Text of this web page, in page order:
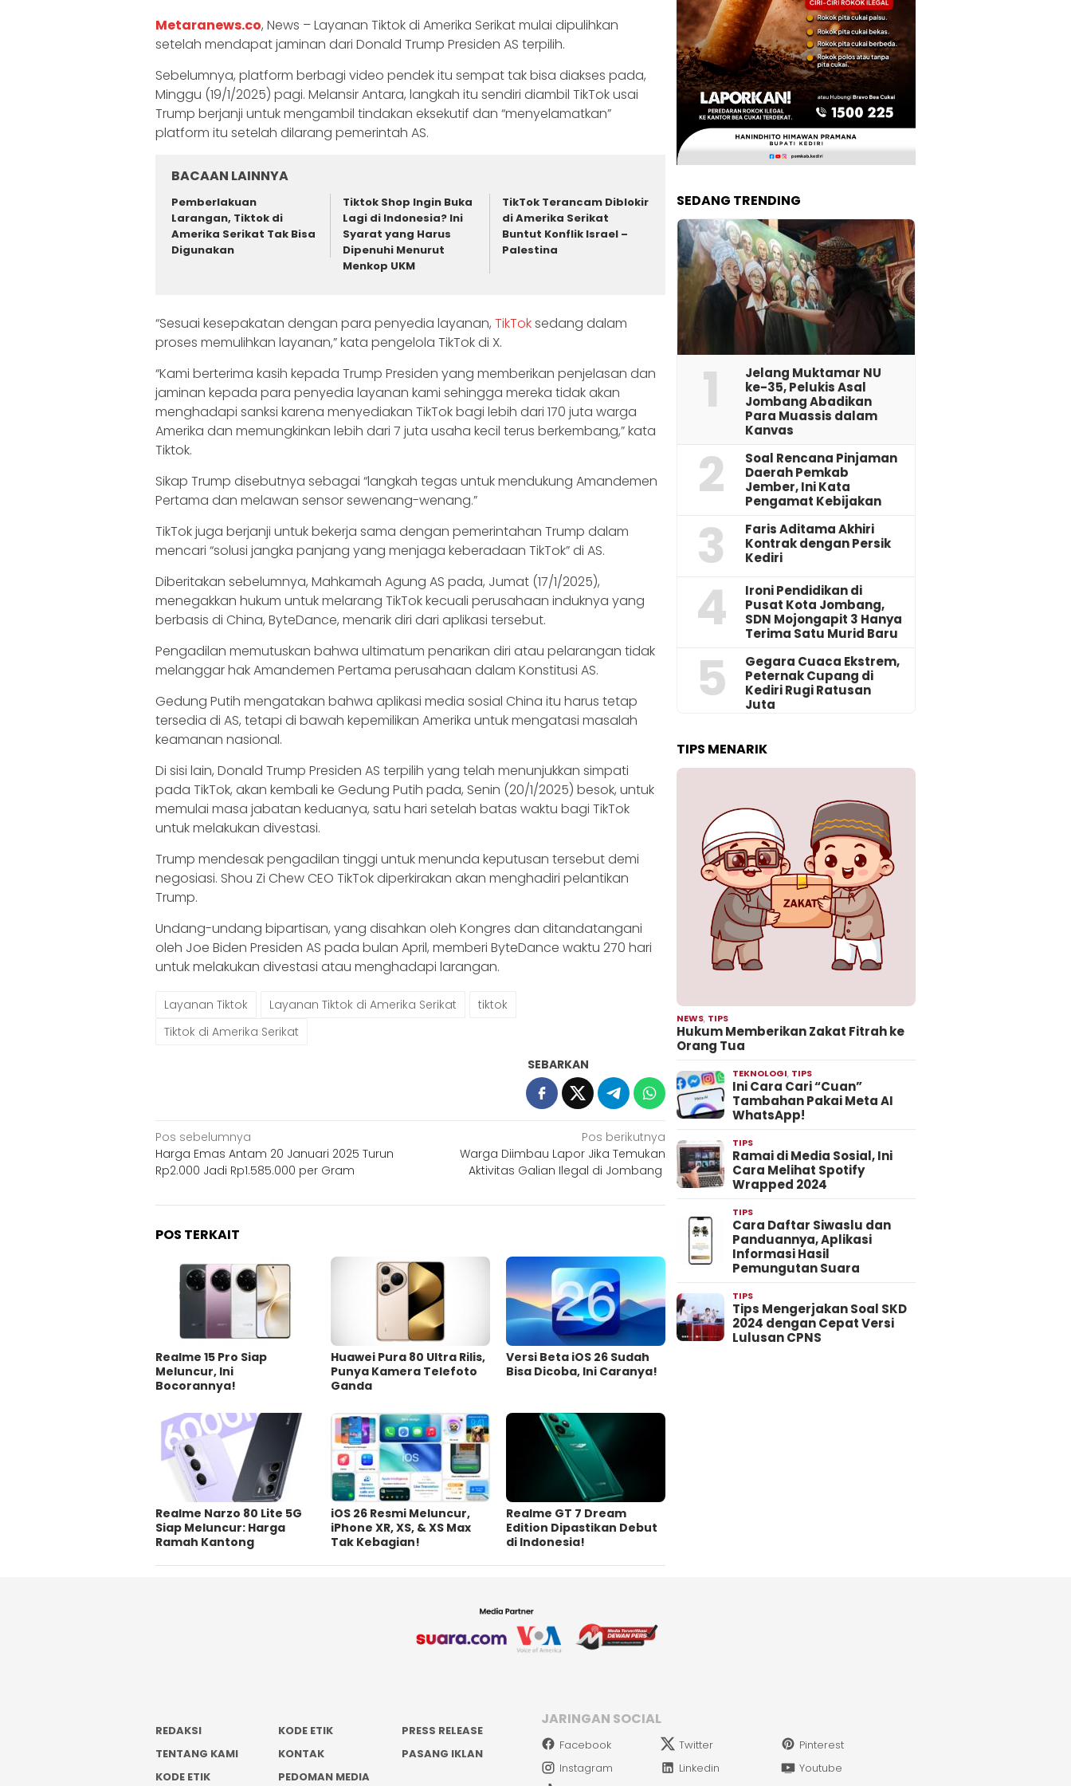
Metaranews.co, News – Layanan Tiktok di Amerika Serikat mulai dipulihkan
setelah mendapat jaminan dari Donald Trump Presiden AS terpilih.
Sebelumnya, platform berbagi video pendek itu sempat tak bisa diakses pada,
Minggu (19/1/2025) pagi. Melansir Antara, langkah itu sendiri diambil TikTok usai
Trump berjanji untuk mengambil tindakan eksekutif dan “menyelamatkan”
platform itu setelah dilarang pemerintah AS.
BACAAN LAINNYA
Pemberlakuan
Larangan, Tiktok di
Amerika Serikat Tak Bisa
Digunakan
Tiktok Shop Ingin Buka
Lagi di Indonesia? Ini
Syarat yang Harus
Dipenuhi Menurut
Menkop UKM
TikTok Terancam Diblokir
di Amerika Serikat
Buntut Konflik Israel –
Palestina
“Sesuai kesepakatan dengan para penyedia layanan, TikToksedang dalam
proses memulihkan layanan,” kata pengelola TikTok di X.
“Kami berterima kasih kepada Trump Presiden yang memberikan penjelasan dan
jaminan kepada para penyedia layanan kami sehingga mereka tidak akan
menghadapi sanksi karena menyediakan TikTok bagi lebih dari 170 juta warga
Amerika dan memungkinkan lebih dari 7 juta usaha kecil terus berkembang,” kata
Tiktok.
Sikap Trump disebutnya sebagai “langkah tegas untuk mendukung Amandemen
Pertama dan melawan sensor sewenang-wenang.”
TikTok juga berjanji untuk bekerja sama dengan pemerintahan Trump dalam
mencari “solusi jangka panjang yang menjaga keberadaan TikTok” di AS.
Diberitakan sebelumnya, Mahkamah Agung AS pada, Jumat (17/1/2025),
menegakkan hukum untuk melarang TikTok kecuali perusahaan induknya yang
berbasis di China, ByteDance, menarik diri dari aplikasi tersebut.
Pengadilan memutuskan bahwa ultimatum penarikan diri atau pelarangan tidak
melanggar hak Amandemen Pertama perusahaan dalam Konstitusi AS.
Gedung Putih mengatakan bahwa aplikasi media sosial China itu harus tetap
tersedia di AS, tetapi di bawah kepemilikan Amerika untuk mengatasi masalah
keamanan nasional.
Di sisi lain, Donald Trump Presiden AS terpilih yang telah menunjukkan simpati
pada TikTok, akan kembali ke Gedung Putih pada, Senin (20/1/2025) besok, untuk
memulai masa jabatan keduanya, satu hari setelah batas waktu bagi TikTok
untuk melakukan divestasi.
Trump mendesak pengadilan tinggi untuk menunda keputusan tersebut demi
negosiasi. Shou Zi Chew CEO TikTok diperkirakan akan menghadiri pelantikan
Trump.
Undang-undang bipartisan, yang disahkan oleh Kongres dan ditandatangani
oleh Joe Biden Presiden AS pada bulan April, memberi ByteDance waktu 270 hari
untuk melakukan divestasi atau menghadapi larangan.
Layanan Tiktok Layanan Tiktok di Amerika Serikat
tiktok
Tiktok di Amerika Serikat
SEBARKAN
Navigasi
pos
Pos sebelumnya
Harga Emas Antam 20 Januari 2025 Turun
Rp2.000 Jadi Rp1.585.000 per Gram
Pos berikutnya
Warga Diimbau Lapor Jika Temukan
Aktivitas Galian Ilegal di Jombang
POS TERKAIT
Realme 15 Pro Siap
Meluncur, Ini
Bocorannya!
Huawei Pura 80 Ultra Rilis,
Punya Kamera Telefoto
Ganda
Versi Beta iOS 26 Sudah
Bisa Dicoba, Ini Caranya!
Realme Narzo 80 Lite 5G
Siap Meluncur: Harga
Ramah Kantong
iOS 26 Resmi Meluncur,
iPhone XR, XS, & XS Max
Tak Kebagian!
Realme GT 7 Dream
Edition Dipastikan Debut
di Indonesia!
SEDANG TRENDING
1
Jelang Muktamar NU
ke-35, Pelukis Asal
Jombang Abadikan
Para Muassis dalam
Kanvas
2
‎Soal Rencana Pinjaman
Daerah Pemkab
Jember, Ini Kata
Pengamat Kebijakan ‎
3
Faris Aditama Akhiri
Kontrak dengan Persik
Kediri
4
Ironi Pendidikan di
Pusat Kota Jombang,
SDN Mojongapit 3 Hanya
Terima Satu Murid Baru
5
‎Gegara Cuaca Ekstrem,
Peternak Cupang di
Kediri Rugi Ratusan
Juta
TIPS MENARIK
NEWS, TIPS
Hukum Memberikan Zakat Fitrah ke
Orang Tua
TEKNOLOGI, TIPS
Ini Cara Cari “Cuan”
Tambahan Pakai Meta AI
WhatsApp!
TIPS
Ramai di Media Sosial, Ini
Cara Melihat Spotify
Wrapped 2024
TIPS
Cara Daftar Siwaslu dan
Panduannya, Aplikasi
Informasi Hasil
Pemungutan Suara
TIPS
Tips Mengerjakan Soal SKD
2024 dengan Cepat Versi
Lulusan CPNS
REDAKSI KODE ETIK
PRESS RELEASE
TENTANG KAMI
KONTAK
PASANG IKLAN
KODE ETIK
PEDOMAN MEDIA
JARINGAN SOCIAL
Facebook Twitter
Pinterest
Instagram
Linkedin
Youtube